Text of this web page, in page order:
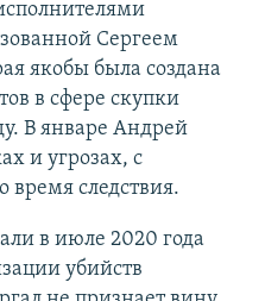
Сергеем
якобы была создана
в сфере скупки
В январе Андрей
и угрозах, с
время следствия.
в июле 2020 года
убийств